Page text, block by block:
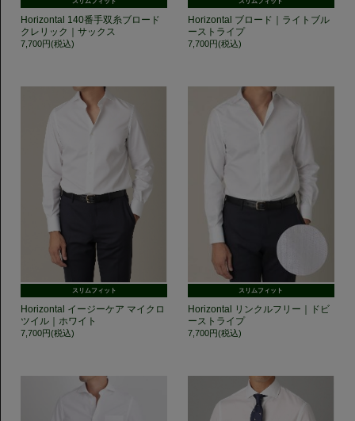
Horizontal 140番手双糸ブロード
クレリック｜サックス
7,700円(税込)
Horizontal ブロード｜ライトブル
ーストライプ
7,700円(税込)
スリムフィット
Horizontal イージーケア マイクロ
ツイル｜ホワイト
7,700円(税込)
スリムフィット
Horizontal リンクルフリー｜ドビ
ーストライプ
7,700円(税込)